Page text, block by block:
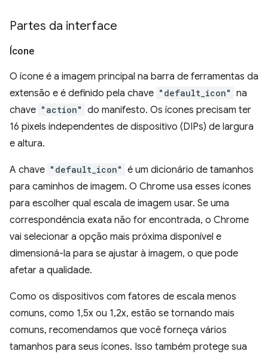
Partes da interface
Ícone
O ícone é a imagem principal na barra de ferramentas da
extensão e é definido pela chave "default_icon" na
chave "action" do manifesto. Os ícones precisam ter
16 pixels independentes de dispositivo (DIPs) de largura
e altura.
A chave "default_icon" é um dicionário de tamanhos
para caminhos de imagem. O Chrome usa esses ícones
para escolher qual escala de imagem usar. Se uma
correspondência exata não for encontrada, o Chrome
vai selecionar a opção mais próxima disponível e
dimensioná-la para se ajustar à imagem, o que pode
afetar a qualidade.
Como os dispositivos com fatores de escala menos
comuns, como 1,5x ou 1,2x, estão se tornando mais
comuns, recomendamos que você forneça vários
tamanhos para seus ícones. Isso também protege sua